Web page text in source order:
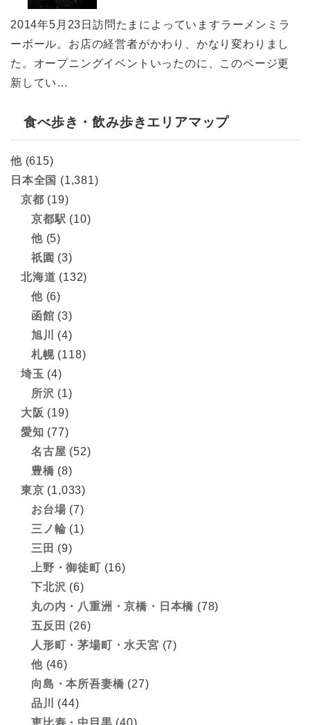
2014年5月23日訪問たまによっていますラーメンミラ
ーボール。お店の経営者がかわり、かなり変わりまし
た。オープニングイベントいったのに、このページ更
新してい…
食べ歩き・飲み歩きエリアマップ
他(615)
日本全国 (1,381)
京都 (19)
京都駅 (10)
他(5)
祇園 (3)
北海道 (132)
他(6)
函館 (3)
旭川
(4)
札幌(118)
埼玉 (4)
所沢 (1)
大阪 (19)
愛知 (77)
名古屋 (52)
豊橋 (8)
東京 (1,033)
お台場 (7)
三ノ輪 (1)
三田 (9)
上野・御徒町 (16)
下北沢 (6)
丸の内・八重洲・京橋・日本橋 (78)
五反田 (26)
人形町・茅場町・水天宮 (7)
他(46)
向島・本所吾妻橋 (27)
品川
(44)
恵比寿・中目黒 (40)